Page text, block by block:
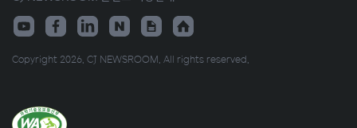
Copyright 2026. CJ NEWSROOM. All rights reserved.